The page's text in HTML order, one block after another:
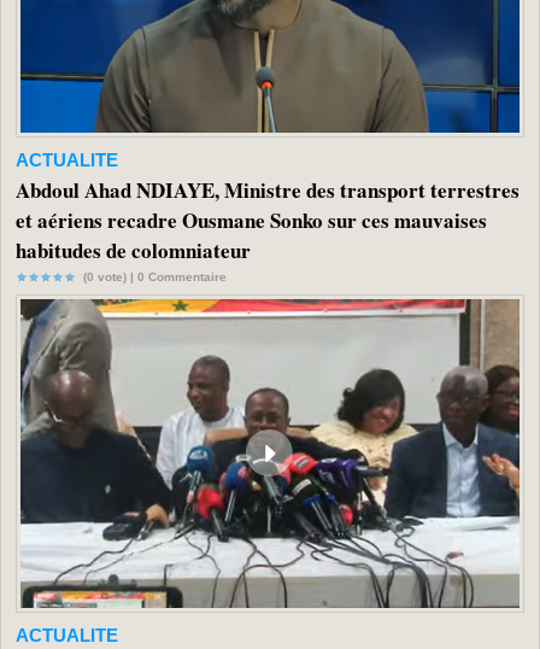
ACTUALITE
Abdoul Ahad NDIAYE, Ministre des transport terrestres
et aériens recadre Ousmane Sonko sur ces mauvaises
habitudes de colomniateur
(0 vote) | 0 Commentaire
ACTUALITE